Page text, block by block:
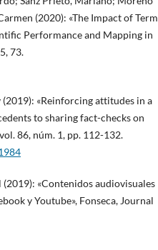
(2020): «The Impact of Term
Performance and Mapping in
73.
«Reinforcing attitudes in a
to sharing fact-checks on
86, núm. 1, pp. 112-132.
(2019): «Contenidos audiovisuales
y Youtube», Fonseca, Journal